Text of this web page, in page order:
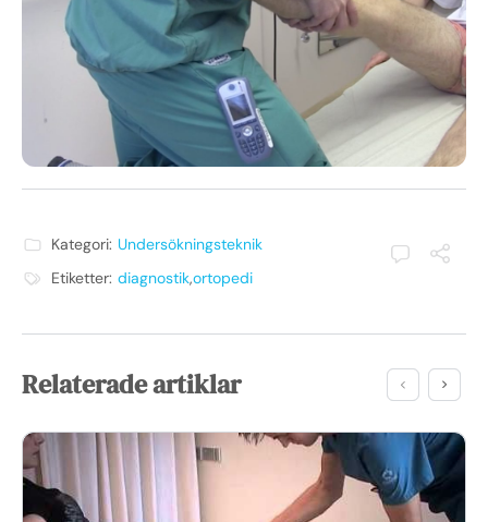
Kategori: Undersökningsteknik
Etiketter: diagnostik,ortopedi
Relaterade artiklar